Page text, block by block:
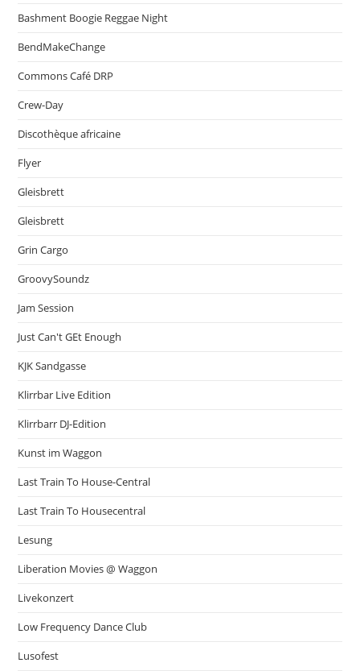
Bashment Boogie Reggae Night
BendMakeChange
Commons Café DRP
Crew-Day
Discothèque africaine
Flyer
Gleisbrett
Gleisbrett
Grin Cargo
GroovySoundz
Jam Session
Just Can't GEt Enough
KJK Sandgasse
Klirrbar Live Edition
Klirrbarr DJ-Edition
Kunst im Waggon
Last Train To House-Central
Last Train To Housecentral
Lesung
Liberation Movies @ Waggon
Livekonzert
Low Frequency Dance Club
Lusofest